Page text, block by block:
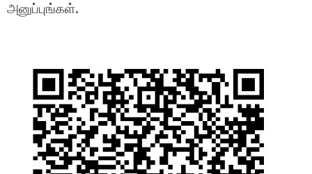
அனுப்புங்கள்.